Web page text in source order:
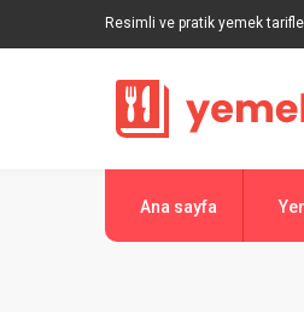
Resimli ve pratik yemek
Ana sayfa